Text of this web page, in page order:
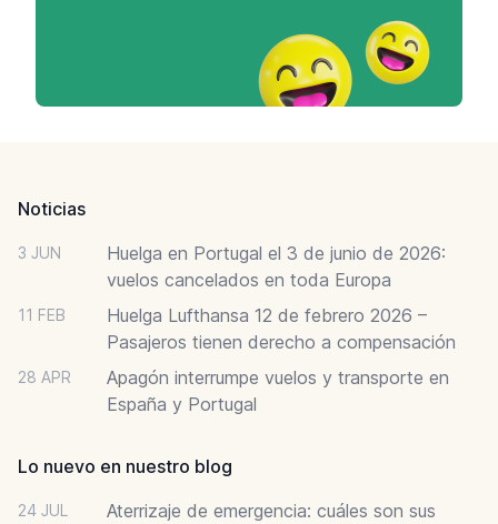
Noticias
3 JUN
Huelga en Portugal el 3 de junio de 2026:
vuelos cancelados en toda Europa
11 FEB
Huelga Lufthansa 12 de febrero 2026 –
Pasajeros tienen derecho a compensación
28 APR
Apagón interrumpe vuelos y transporte en
España y Portugal
Lo nuevo en nuestro blog
24 JUL
Aterrizaje de emergencia: cuáles son sus